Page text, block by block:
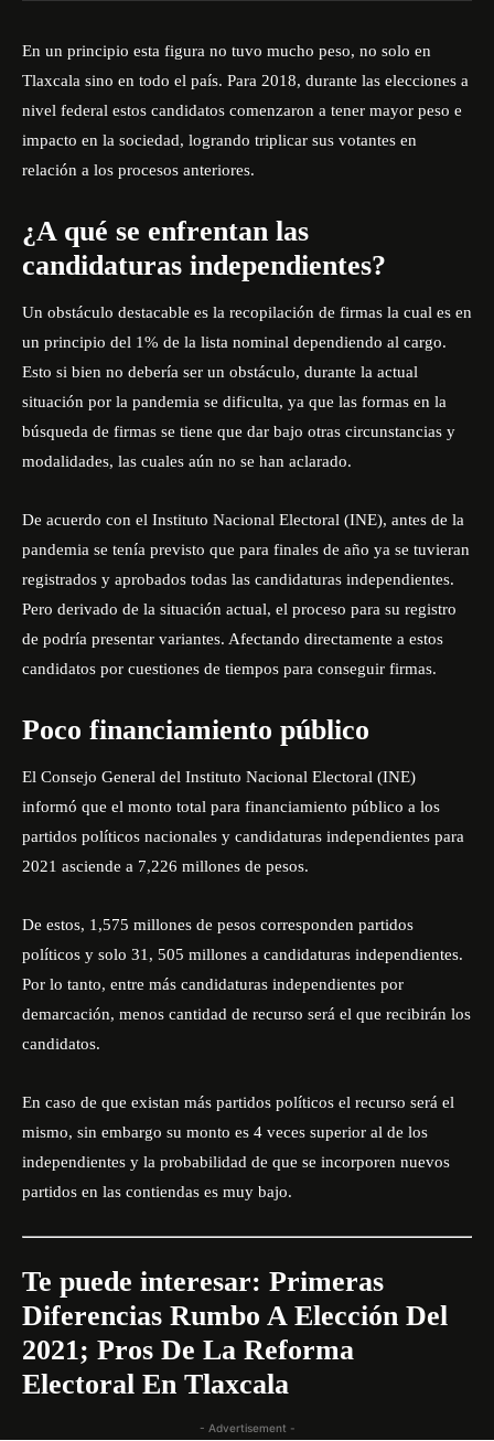
En un principio esta figura no tuvo mucho peso, no solo en
Tlaxcala sino en todo el país. Para 2018, durante las elecciones a
nivel federal estos candidatos comenzaron a tener mayor peso e
impacto en la sociedad, logrando triplicar sus votantes en
relación a los procesos anteriores.
¿A qué se enfrentan las
candidaturas independientes?
Un obstáculo destacable es la recopilación de firmas la cual es en
un principio del 1% de la lista nominal dependiendo al cargo.
Esto si bien no debería ser un obstáculo, durante la actual
situación por la pandemia se dificulta, ya que las formas en la
búsqueda de firmas se tiene que dar bajo otras circunstancias y
modalidades, las cuales aún no se han aclarado.
De acuerdo con el Instituto Nacional Electoral (INE), antes de la
pandemia se tenía previsto que para finales de año ya se tuvieran
registrados y aprobados todas las candidaturas independientes.
Pero derivado de la situación actual, el proceso para su registro
de podría presentar variantes. Afectando directamente a estos
candidatos por cuestiones de tiempos para conseguir firmas.
Poco financiamiento público
El Consejo General del Instituto Nacional Electoral (INE)
informó que el monto total para financiamiento público a los
partidos políticos nacionales y candidaturas independientes para
2021 asciende a 7,226 millones de pesos.
De estos, 1,575 millones de pesos corresponden partidos
políticos y solo 31, 505 millones a candidaturas independientes.
Por lo tanto, entre más candidaturas independientes por
demarcación, menos cantidad de recurso será el que recibirán los
candidatos.
En caso de que existan más partidos políticos el recurso será el
mismo, sin embargo su monto es 4 veces superior al de los
independientes y la probabilidad de que se incorporen nuevos
partidos en las contiendas es muy bajo.
Te puede interesar: Primeras
Diferencias Rumbo A Elección Del
2021; Pros De La Reforma
Electoral En Tlaxcala
- Advertisement -